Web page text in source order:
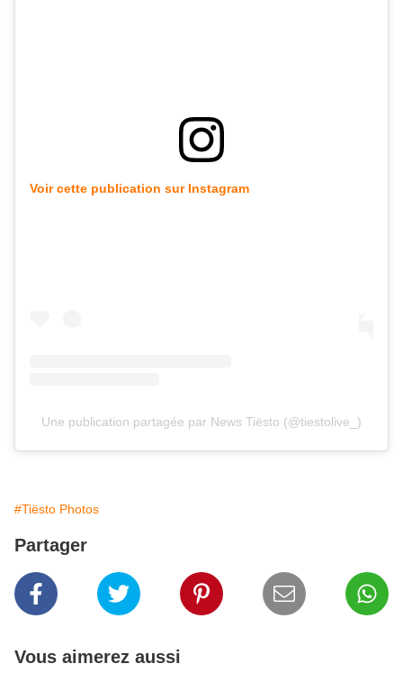
Voir cette publication sur Instagram
Une publication partagée par News Tiësto (@tiestolive_)
#Tiësto Photos
Partager
Vous aimerez aussi